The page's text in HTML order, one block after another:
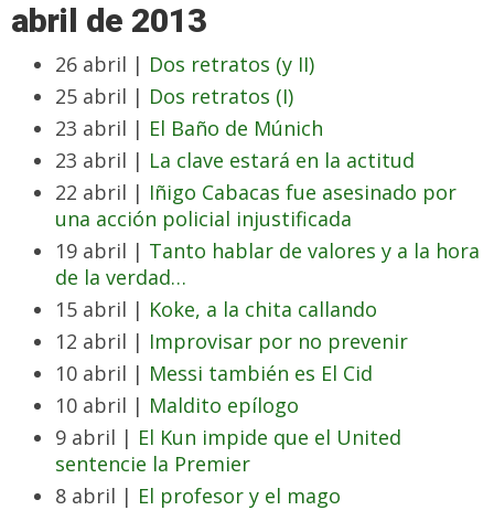
abril de 2013
26 abril | Dos retratos (y II)
25 abril | Dos retratos (I)
23 abril | El Baño de Múnich
23 abril | La clave estará en la actitud
22 abril | Iñigo Cabacas fue asesinado por
una acción policial injustificada
19 abril | Tanto hablar de valores y a la hora
de la verdad…
15 abril | Koke, a la chita callando
12 abril | Improvisar por no prevenir
10 abril | Messi también es El Cid
10 abril | Maldito epílogo
9 abril | El Kun impide que el United
sentencie la Premier
8 abril | El profesor y el mago